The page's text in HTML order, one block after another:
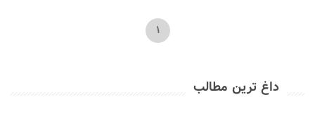
1
داغ ترین مطالب